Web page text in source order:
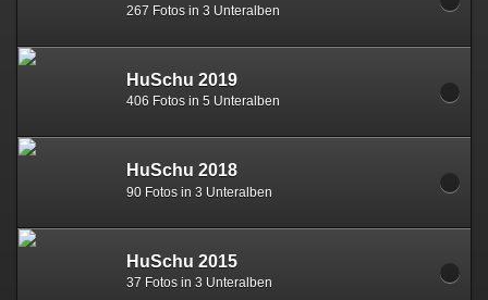
267 Fotos in 3 Unteralben
HuSchu 2019
406 Fotos in 5 Unteralben
HuSchu 2018
90 Fotos in 3 Unteralben
HuSchu 2015
37 Fotos in 3 Unteralben